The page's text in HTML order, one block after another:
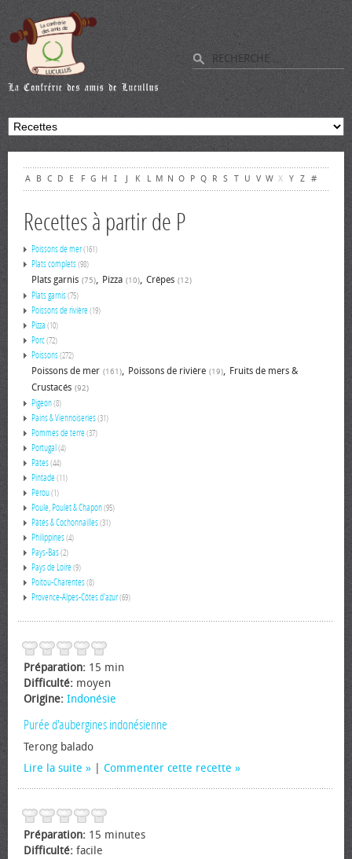
A B C D E F G H I J K L M N O P Q R S T U V W X Y Z #
Recettes à partir de P
Poissons de mer(161)
Plats complets(98)
Plats garnis (75), Pizza (10), Crêpes (12)
Plats garnis(75)
Poissons de rivière(19)
Pizza (10)
Porc(72)
Poissons(272)
Poissons de mer (161), Poissons de rivière (19), Fruits de mers &
Crustacés (92)
Pigeon(8)
Pains & Viennoiseries(31)
Pommes de terre(37)
Portugal (4)
Pâtes(44)
Pintade(11)
Pérou(1)
Poule, Poulet & Chapon(95)
Pâtés & Cochonnailles(31)
Philippines(4)
Pays-Bas(2)
Pays de Loire(9)
Poitou-Charentes(8)
Provence-Alpes-Côtes d'azur(69)
Préparation: 15 min
Difficulté: moyen
Origine: Indonésie
Purée d'aubergines indonésienne
Terong balado
Lire la suite
Commenter cette recette
Préparation: 15 minutes
Difficulté: facile